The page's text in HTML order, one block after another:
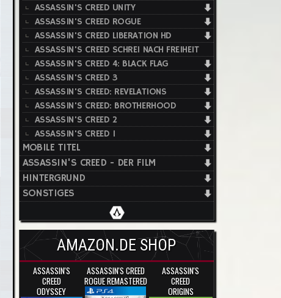
ASSASSIN'S CREED UNITY
ASSASSIN'S CREED ROGUE
ASSASSIN'S CREED LIBERATION HD
ASSASSIN'S CREED SCHREI NACH FREIHEIT
ASSASSIN'S CREED 4: BLACK FLAG
ASSASSIN'S CREED 3
ASSASSIN'S CREED: REVELATIONS
ASSASSIN'S CREED: BROTHERHOOD
ASSASSIN'S CREED 2
ASSASSIN'S CREED 1
MOBILE TITEL
ASSASSIN'S CREED - DER FILM
HINTERGRUND
SONSTIGES
AMAZON.DE SHOP
ASSASSIN'S
CREED
ODYSSEY
ASSASSIN'S CREED
ROGUE REMASTERED
ASSASSIN'S
CREED
ORIGINS